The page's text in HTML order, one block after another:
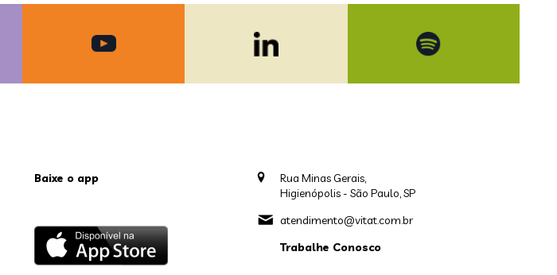
Baixe o app
Rua Minas Gerais,
Higienópolis - São Paulo, SP
atendimento@vitat.com.br
Trabalhe Conosco